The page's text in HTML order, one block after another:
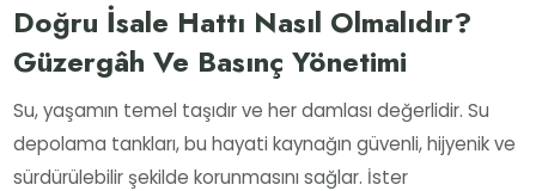
Doğru İsale Hattı Nasıl Olmalıdır?
Güzergâh Ve Basınç Yönetimi
Su, yaşamın temel taşıdır ve her damlası değerlidir. Su
depolama tankları, bu hayati kaynağın güvenli, hijyenik ve
sürdürülebilir şekilde korunmasını sağlar. İster